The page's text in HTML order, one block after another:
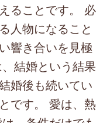
ることです。 必
人物になること
響き合いを見極
結婚という結果
婚後も続いてい
です。 愛は、熱